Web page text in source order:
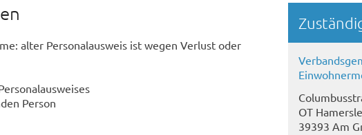
alter Personalausweis ist wegen Verlust oder
Person
OT
39393 Am